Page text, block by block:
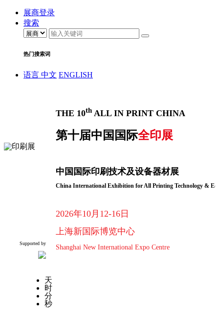
展商登录
搜索
热门搜索词
语言 中文 ENGLISH
THE 10th ALL IN PRINT CHINA
第十届中国国际全印展
中国国际印刷技术及设备器材展
China International Exhibition for All Printing Technology &
2026年10月12-16日
上海新国际博览中心
Shanghai New International Expo Centre
Supported by
天
时
分
秒